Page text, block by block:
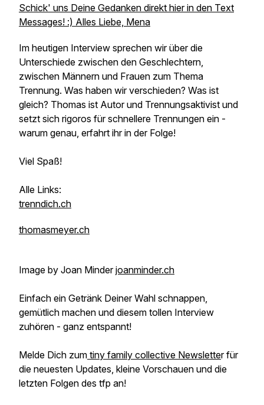
Schick' uns Deine Gedanken direkt hier in den Text
Messages! :) Alles Liebe, Mena
Im heutigen Interview sprechen wir über die
Unterschiede zwischen den Geschlechtern,
zwischen Männern und Frauen zum Thema
Trennung. Was haben wir verschieden? Was ist
gleich? Thomas ist Autor und Trennungsaktivist und
setzt sich rigoros für schnellere Trennungen ein -
warum genau, erfahrt ihr in der Folge!
Viel Spaß!
Alle Links:
trenndich.ch
thomasmeyer.ch
Image by Joan Minderjoanminder.ch
Einfach ein Getränk Deiner Wahl schnappen,
gemütlich machen und diesem tollen Interview
zuhören - ganz entspannt!
Melde Dich zum tiny family collective Newsletter für
die neuesten Updates, kleine Vorschauen und die
letzten Folgen des tfp an!